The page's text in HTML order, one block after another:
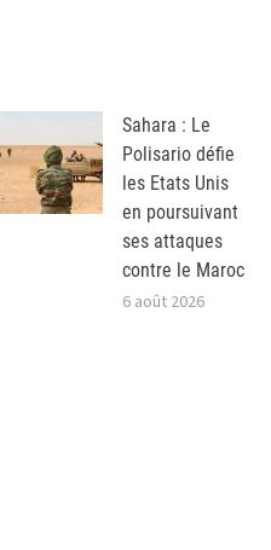
Sahara : Le
Polisario défie
les Etats Unis
en poursuivant
ses attaques
contre le Maroc
6 août 2026